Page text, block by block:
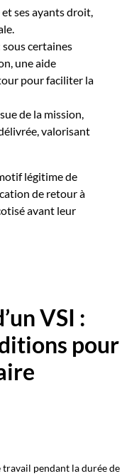
ses ayants droit,
sous certaines
une aide
pour faciliter la
de la mission,
valorisant
légitime de
de retour à
avant leur
VSI :
pour
pendant la durée de